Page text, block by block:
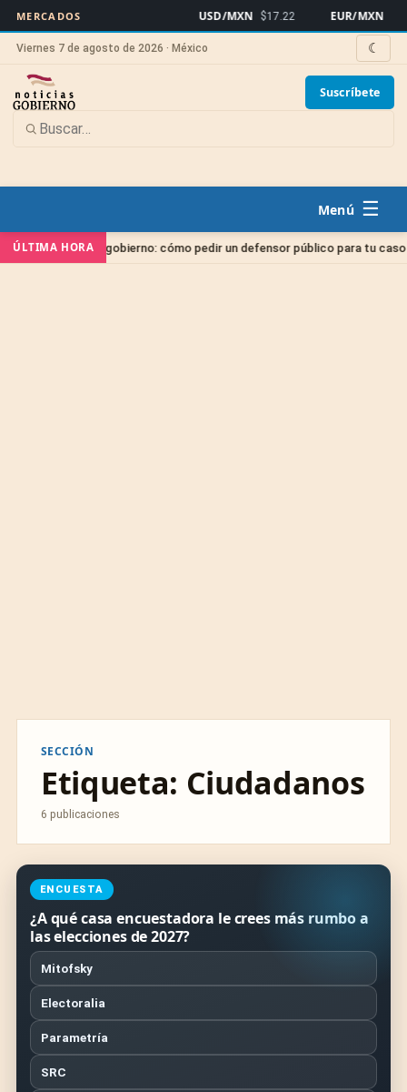
MERCADOS USD/MXN $17.22 EUR/MXN
Viernes 7 de agosto de 2026 · México ☾
Suscríbete
☰
ÚLTIMA HORA
gratis del gobierno: cómo pedir un defensor público para tu caso
SECCIÓN
Etiqueta: Ciudadanos
6 publicaciones
ENCUESTA
¿A qué casa encuestadora le crees más rumbo a
las elecciones de 2027?
Mitofsky
Electoralia
Parametría
SRC